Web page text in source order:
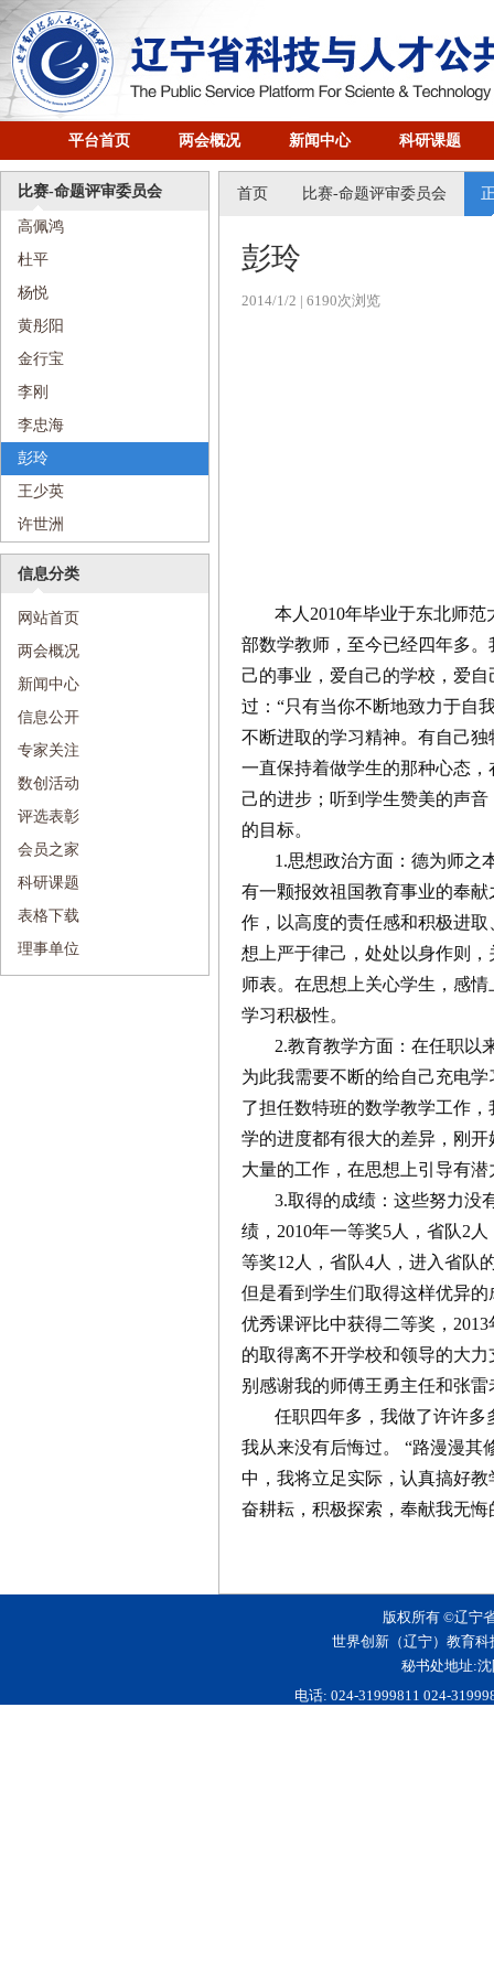
平台首页 两会概况 新闻中心 科研课题
比赛-命题评审委员会
高佩鸿
杜平
杨悦
黄彤阳
金行宝
李刚
李忠海
彭玲
王少英
许世洲
信息分类
网站首页
两会概况
新闻中心
信息公开
专家关注
数创活动
评选表彰
会员之家
科研课题
表格下载
理事单位
首页 比赛-命题评审委员会
彭玲
2014/1/2 | 6190次浏览
本人2010年毕业于东北师
部数学教师，至今已经四年多
己的事业，爱自己的学校，爱
过：“只有当你不断地致力于自
不断进取的学习精神。有自己
一直保持着做学生的那种心态
己的进步；听到学生赞美的声
的目标。
1.思想政治方面：德为师之
有一颗报效祖国教育事业的奉
作，以高度的责任感和积极进
想上严于律己，处处以身作则
师表。在思想上关心学生，感
学习积极性。
2.教育教学方面：在任职以
为此我需要不断的给自己充电
了担任数特班的数学教学工作
学的进度都有很大的差异，刚
大量的工作，在思想上引导有
3.取得的成绩：这些努力没
绩，2010年一等奖5人，省队2
等奖12人，省队4人，进入省队
但是看到学生们取得这样优异
优秀课评比中获得二等奖，
的取得离不开学校和领导的大
别感谢我的师傅王勇主任和张雷
任职四年多，我做了许许
我从来没有后悔过。 “路漫漫
中，我将立足实际，认真搞好
奋耕耘，积极探索，奉献我无悔
版权所有 ©辽宁
世界创新（辽宁）教育
秘书处地址:
电话: 024-31999811 024-